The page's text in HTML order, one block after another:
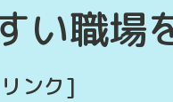
い職場
ンク]